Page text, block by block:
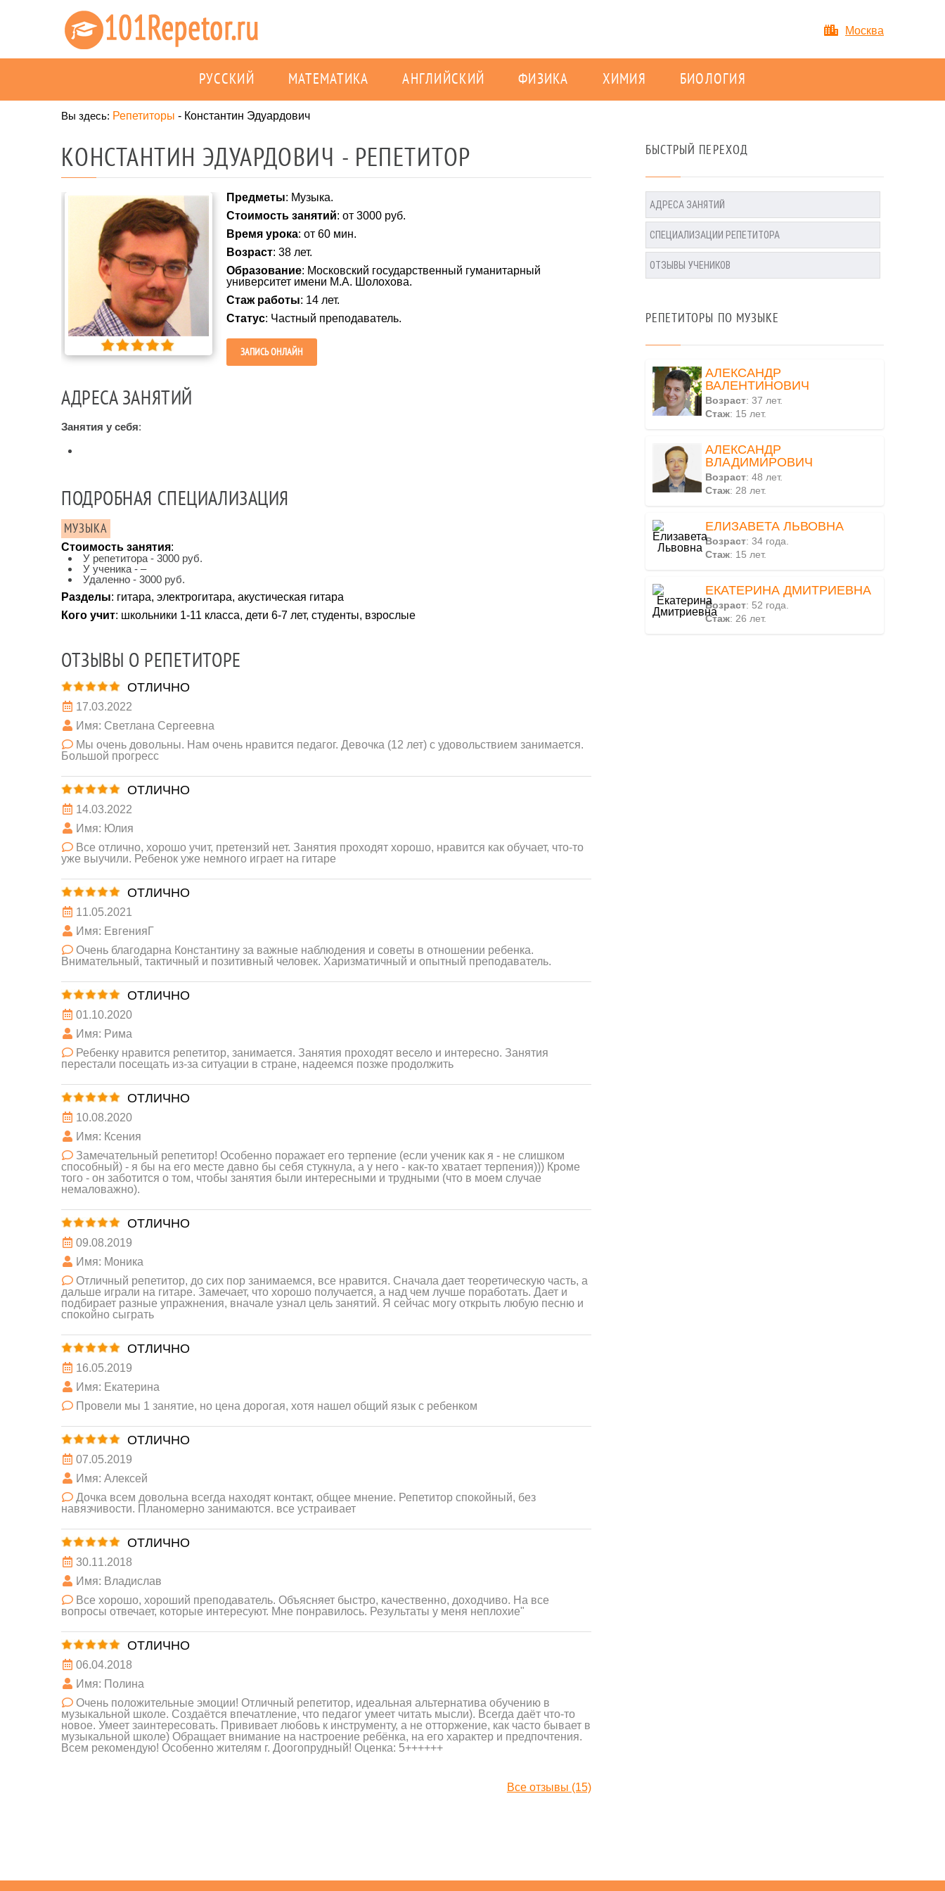
Москва
РУССКИЙ МАТЕМАТИКА АНГЛИЙСКИЙ ФИЗИКА ХИМИЯ БИОЛОГИЯ
Вы здесь: Репетиторы - Константин Эдуардович
КОНСТАНТИН ЭДУАРДОВИЧ - РЕПЕТИТОР
Предметы: Музыка.
Стоимость занятий: от 3000 руб.
Время урока: от 60 мин.
Возраст: 38 лет.
Образование: Московский государственный гуманитарный
университет имени М.А. Шолохова.
Стаж работы: 14 лет.
Статус: Частный преподаватель.
ЗАПИСЬ ОНЛАЙН
АДРЕСА ЗАНЯТИЙ
Занятия у себя:
ПОДРОБНАЯ СПЕЦИАЛИЗАЦИЯ
МУЗЫКА
Стоимость занятия:
У репетитора - 3000 руб.
У ученика - –
Удаленно - 3000 руб.
Разделы: гитара, электрогитара, акустическая гитара
Кого учит: школьники 1-11 класса, дети 6-7 лет, студенты, взрослые
ОТЗЫВЫ О РЕПЕТИТОРЕ
ОТЛИЧНО
17.03.2022
Имя: Светлана Сергеевна
Мы очень довольны. Нам очень нравится педагог. Девочка (12 лет) с удовольствием занимается.
Большой прогресс
ОТЛИЧНО
14.03.2022
Имя: Юлия
Все отлично, хорошо учит, претензий нет. Занятия проходят хорошо, нравится как обучает, что-то
уже выучили. Ребенок уже немного играет на гитаре
ОТЛИЧНО
11.05.2021
Имя: ЕвгенияГ
Очень благодарна Константину за важные наблюдения и советы в отношении ребенка.
Внимательный, тактичный и позитивный человек. Харизматичный и опытный преподаватель.
ОТЛИЧНО
01.10.2020
Имя: Рима
Ребенку нравится репетитор, занимается. Занятия проходят весело и интересно. Занятия
перестали посещать из-за ситуации в стране, надеемся позже продолжить
ОТЛИЧНО
10.08.2020
Имя: Ксения
Замечательный репетитор! Особенно поражает его терпение (если ученик как я - не слишком
способный) - я бы на его месте давно бы себя стукнула, а у него - как-то хватает терпения))) Кроме
того - он заботится о том, чтобы занятия были интересными и трудными (что в моем случае
немаловажно).
ОТЛИЧНО
09.08.2019
Имя: Моника
Отличный репетитор, до сих пор занимаемся, все нравится. Сначала дает теоретическую часть, а
дальше играли на гитаре. Замечает, что хорошо получается, а над чем лучше поработать. Дает и
подбирает разные упражнения, вначале узнал цель занятий. Я сейчас могу открыть любую песню и
спокойно сыграть
ОТЛИЧНО
16.05.2019
Имя: Екатерина
Провели мы 1 занятие, но цена дорогая, хотя нашел общий язык с ребенком
ОТЛИЧНО
07.05.2019
Имя: Алексей
Дочка всем довольна всегда находят контакт, общее мнение. Репетитор спокойный, без
навязчивости. Планомерно занимаются. все устраивает
ОТЛИЧНО
30.11.2018
Имя: Владислав
Все хорошо, хороший преподаватель. Объясняет быстро, качественно, доходчиво. На все
вопросы отвечает, которые интересуют. Мне понравилось. Результаты у меня неплохие"
ОТЛИЧНО
06.04.2018
Имя: Полина
Очень положительные эмоции! Отличный репетитор, идеальная альтернатива обучению в
музыкальной школе. Создаётся впечатление, что педагог умеет читать мысли). Всегда даёт что-то
новое. Умеет заинтересовать. Прививает любовь к инструменту, а не отторжение, как часто бывает в
музыкальной школе) Обращает внимание на настроение ребёнка, на его характер и предпочтения.
Всем рекомендую! Особенно жителям г. Доогопрудный! Оценка: 5++++++
Все отзывы (15)
БЫСТРЫЙ ПЕРЕХОД
АДРЕСА ЗАНЯТИЙ
СПЕЦИАЛИЗАЦИИ РЕПЕТИТОРА
ОТЗЫВЫ УЧЕНИКОВ
РЕПЕТИТОРЫ ПО МУЗЫКЕ
АЛЕКСАНДР
ВАЛЕНТИНОВИЧ
Возраст: 37 лет.
Стаж: 15 лет.
АЛЕКСАНДР
ВЛАДИМИРОВИЧ
Возраст: 48 лет.
Стаж: 28 лет.
ЕЛИЗАВЕТА ЛЬВОВНА
Возраст: 34 года.
Стаж: 15 лет.
ЕКАТЕРИНА ДМИТРИЕВНА
Возраст: 52 года.
Стаж: 26 лет.